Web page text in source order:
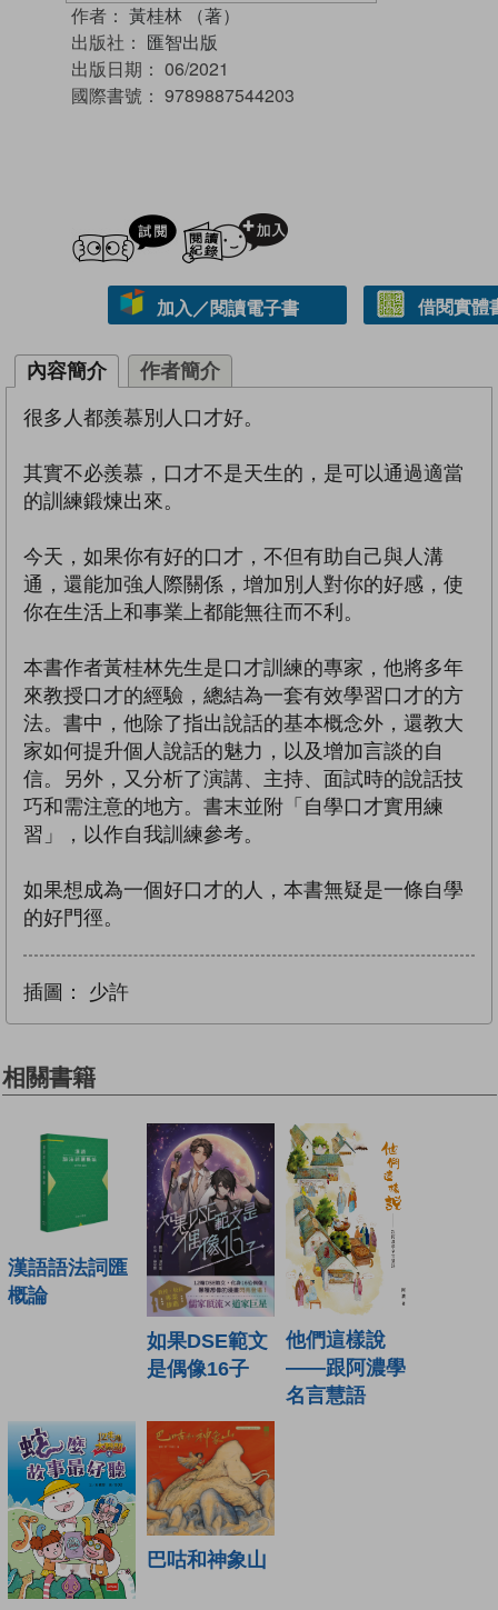
作者： 黃桂林 （著）
出版社： 匯智出版
出版日期： 06/2021
國際書號： 9789887544203
試閲
加入／閱讀電子書 借閱實體
內容簡介 作者簡介
很多人都羨慕別人口才好。
其實不必羨慕，口才不是天生的，是可以通過適當
的訓練鍛煉出來。
今天，如果你有好的口才，不但有助自己與人溝
通，還能加強人際關係，增加別人對你的好感，使
你在生活上和事業上都能無往而不利。
本書作者黃桂林先生是口才訓練的專家，他將多年
來教授口才的經驗，總結為一套有效學習口才的方
法。書中，他除了指出說話的基本概念外，還教大
家如何提升個人說話的魅力，以及增加言談的自
信。另外，又分析了演講、主持、面試時的說話技
巧和需注意的地方。書末並附「自學口才實用練
習」，以作自我訓練參考。
如果想成為一個好口才的人，本書無疑是一條自學
的好門徑。
插圖： 少許
相關書籍
漢語語法詞匯
概論
如果DSE範文
是偶像16子
他們這樣說
——跟阿濃學
名言慧語
巴咕和神象山